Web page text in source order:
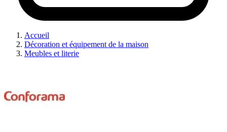
Accueil
Décoration et équipement de la maison
Meubles et literie